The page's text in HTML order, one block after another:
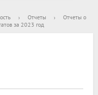
› Отчеты ›
Отчеты о
за 2023 год